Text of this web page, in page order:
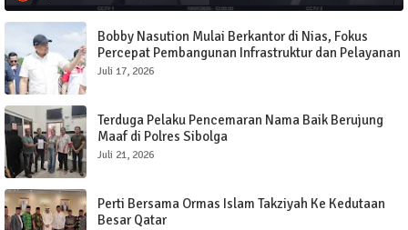
Bobby Nasution Mulai Berkantor di Nias, Fokus
Percepat Pembangunan Infrastruktur dan Pelayanan
Publik
Juli 17, 2026
Terduga Pelaku Pencemaran Nama Baik Berujung
Maaf di Polres Sibolga
Juli 21, 2026
Perti Bersama Ormas Islam Takziyah Ke Kedutaan
Besar Qatar